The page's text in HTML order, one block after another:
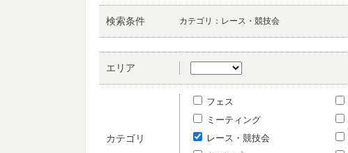
検索条件 カテゴリ： レース・競技会
エリア
カテゴリ
フェス
ミーティング
レース・競技会